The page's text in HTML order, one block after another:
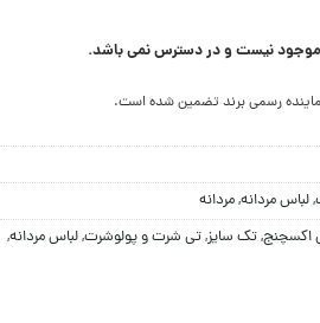
موجود نیست و در دسترس نمی باشد.
رسمی برند تضمین شده است.
,لباس مردانه,مردانه
اکسچنج,تک سایز,تی شرت و پولوشرت,لباس مردانه,